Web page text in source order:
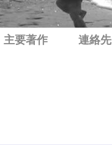
主要著作 連絡先